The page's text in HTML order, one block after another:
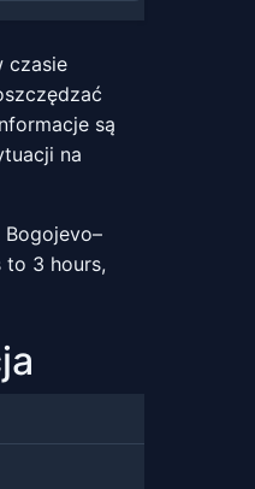
czasie
są
na
to 3 hours,